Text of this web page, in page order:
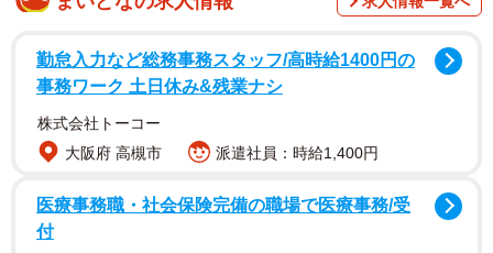
勤怠入力など総務事務スタッフ/高時給1400円の
事務ワーク 土日休み&残業ナシ
株式会社トーコー
大阪府 高槻市
派遣社員：時給1,400円
医療事務職・社会保険完備の職場で医療事務/受
付